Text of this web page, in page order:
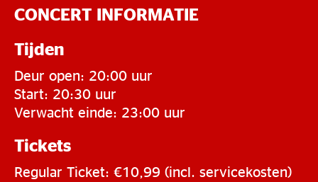
CONCERT INFORMATIE
Tijden
Deur open: 20:00 uur
Start: 20:30 uur
Verwacht einde: 23:00 uur
Tickets
Regular Ticket: €10,99 (incl. servicekosten)